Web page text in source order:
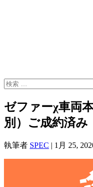
ゼファーχ車両
別）ご成約済み
執筆者 SPEC | 1月 25,